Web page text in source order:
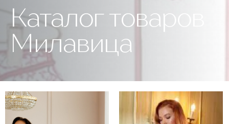
Каталог товаров
Милавица